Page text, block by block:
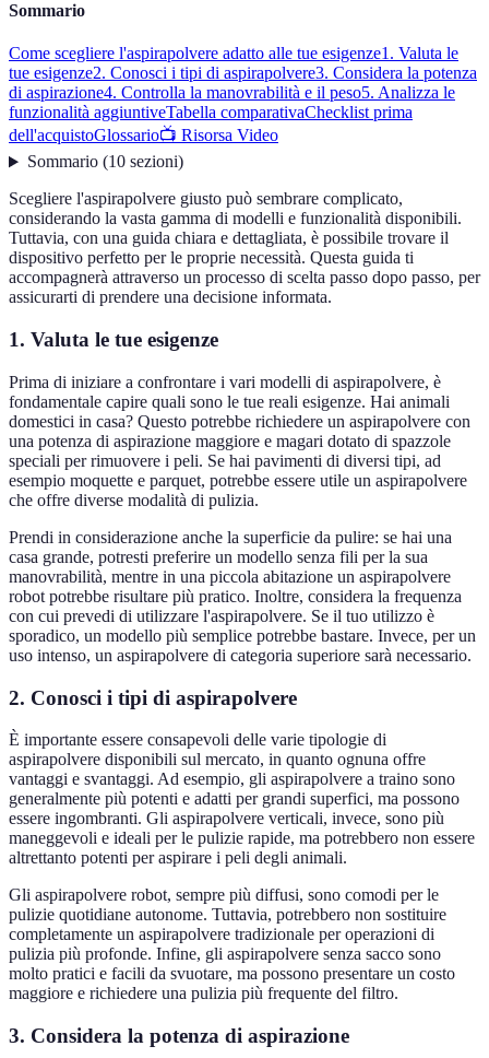
Sommario
Come scegliere l'aspirapolvere adatto alle tue esigenze1. Valuta le
tue esigenze2. Conosci i tipi di aspirapolvere3. Considera la potenza
di aspirazione4. Controlla la manovrabilità e il peso5. Analizza le
funzionalità aggiuntiveTabella comparativaChecklist prima
dell'acquistoGlossario📺 Risorsa Video
Sommario(10 sezioni)
Scegliere l'aspirapolvere giusto può sembrare complicato,
considerando la vasta gamma di modelli e funzionalità disponibili.
Tuttavia, con una guida chiara e dettagliata, è possibile trovare il
dispositivo perfetto per le proprie necessità. Questa guida ti
accompagnerà attraverso un processo di scelta passo dopo passo, per
assicurarti di prendere una decisione informata.
1. Valuta le tue esigenze
Prima di iniziare a confrontare i vari modelli di aspirapolvere, è
fondamentale capire quali sono le tue reali esigenze. Hai animali
domestici in casa? Questo potrebbe richiedere un aspirapolvere con
una potenza di aspirazione maggiore e magari dotato di spazzole
speciali per rimuovere i peli. Se hai pavimenti di diversi tipi, ad
esempio moquette e parquet, potrebbe essere utile un aspirapolvere
che offre diverse modalità di pulizia.
Prendi in considerazione anche la superficie da pulire: se hai una
casa grande, potresti preferire un modello senza fili per la sua
manovrabilità, mentre in una piccola abitazione un aspirapolvere
robot potrebbe risultare più pratico. Inoltre, considera la frequenza
con cui prevedi di utilizzare l'aspirapolvere. Se il tuo utilizzo è
sporadico, un modello più semplice potrebbe bastare. Invece, per un
uso intenso, un aspirapolvere di categoria superiore sarà necessario.
2. Conosci i tipi di aspirapolvere
È importante essere consapevoli delle varie tipologie di
aspirapolvere disponibili sul mercato, in quanto ognuna offre
vantaggi e svantaggi. Ad esempio, gli aspirapolvere a traino sono
generalmente più potenti e adatti per grandi superfici, ma possono
essere ingombranti. Gli aspirapolvere verticali, invece, sono più
maneggevoli e ideali per le pulizie rapide, ma potrebbero non essere
altrettanto potenti per aspirare i peli degli animali.
Gli aspirapolvere robot, sempre più diffusi, sono comodi per le
pulizie quotidiane autonome. Tuttavia, potrebbero non sostituire
completamente un aspirapolvere tradizionale per operazioni di
pulizia più profonde. Infine, gli aspirapolvere senza sacco sono
molto pratici e facili da svuotare, ma possono presentare un costo
maggiore e richiedere una pulizia più frequente del filtro.
3. Considera la potenza di aspirazione